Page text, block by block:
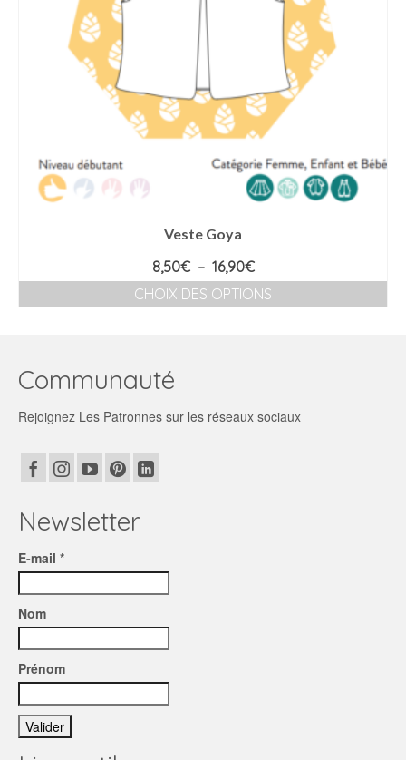
Veste Goya
8,50€ – 16,90€Plage
de
prix :
CHOIX DES OPTIONS
options
Communauté
Rejoignez Les Patronnes sur les réseaux sociaux
Newsletter
E-mail *
Nom
Prénom